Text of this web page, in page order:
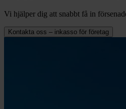
Vi hjälper dig att snabbt få in
Kontakta oss – inkasso för företag